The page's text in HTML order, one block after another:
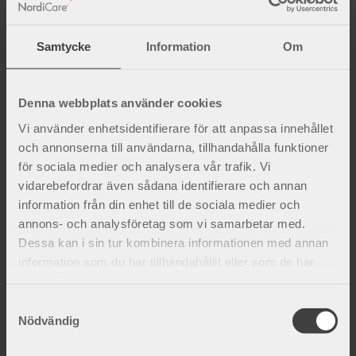
Samtycke Information Om
Denna webbplats använder cookies
Vi använder enhetsidentifierare för att anpassa innehållet
och annonserna till användarna, tillhandahålla funktioner
för sociala medier och analysera vår trafik. Vi
vidarebefordrar även sådana identifierare och annan
information från din enhet till de sociala medier och
annons- och analysföretag som vi samarbetar med.
Dessa kan i sin tur kombinera informationen med annan
information som du har tillhandahållit eller som de har
Nödvändig
IT-ansvarig/Digital marknadsförare
+46 (0)42 450 88 53
mats@nordicare.se